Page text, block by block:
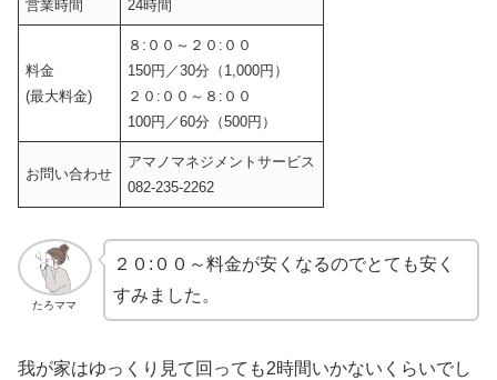
営業時間 24時間
料金
(最大料金)
８:００～２０:００
150円／30分（1,000円）
２０:００～８:００
100円／60分（500円）
お問い合わせ
アマノマネジメントサービス
082-235-2262
たろママ
２０:００～料金が安くなるのでとても安く
すみました。
我が家はゆっくり見て回っても2時間いかないくらいでし